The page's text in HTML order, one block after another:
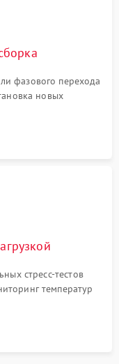
фазового перехода
новых
на память и цепи
подключение и
стресс-тестов
температур
на отсутствие
и зависаний.